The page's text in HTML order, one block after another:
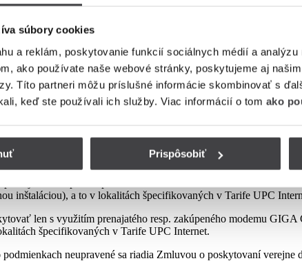
súbory cookies
a reklám, poskytovanie funkcií sociálnych médií a
ako používate naše webové stránky, poskytujeme aj
Títo partneri môžu príslušné informácie skombinovať s
keď ste používali ich služby. Viac informácií o tom ako
Prispôsobiť
podmienok tejto kampane
zakúpeného modemu od Poskytovateľa podľa platnej Tarify
resp. zakúpeného modemu GIGA ConnectBox
inštaláciou), a to v lokalitách špecifikovaných v Tarife UPC
len s využitím prenajatého resp. zakúpeného modemu
špecifikovaných v Tarife UPC Internet.
neupravené sa riadia Zmluvou o poskytovaní verejne